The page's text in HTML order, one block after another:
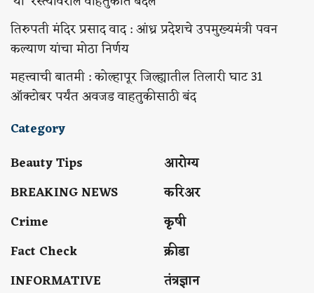
तिरुपती मंदिर प्रसाद वाद : आंध्र प्रदेशचे उपमुख्यमंत्री पवन
कल्याण यांचा मोठा निर्णय
महत्त्वाची बातमी : कोल्हापूर जिल्ह्यातील तिलारी घाट 31
ऑक्टोबर पर्यंत अवजड वाहतुकीसाठी बंद
Category
Beauty Tips
BREAKING NEWS
Crime
Fact Check
INFORMATIVE
आरोग्य
करिअर
कृषी
क्रीडा
तंत्रज्ञान